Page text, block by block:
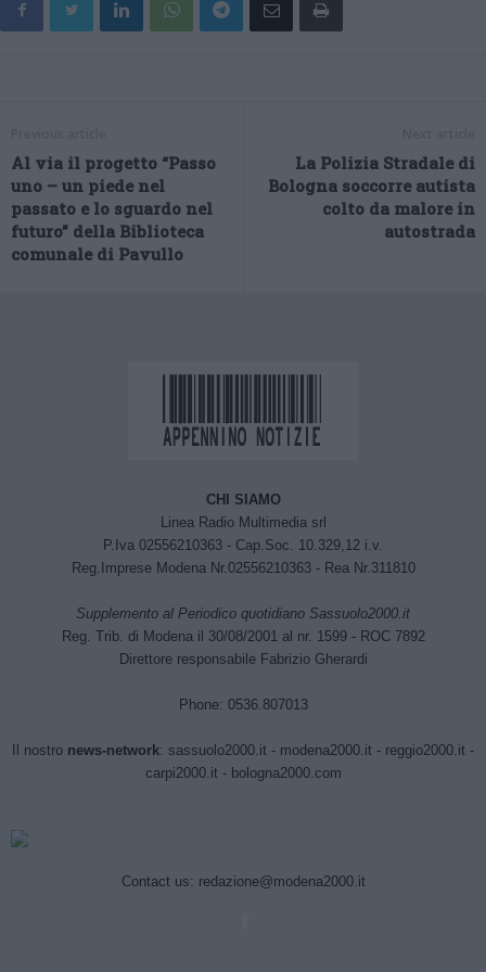
Al via il progetto “Passo
uno – un piede nel
passato e lo sguardo nel
futuro” della Biblioteca
comunale di Pavullo
La Polizia Stradale di
Bologna soccorre autista
colto da malore in
autostrada
CHI SIAMO
Linea Radio Multimedia srl
P.Iva 02556210363 - Cap.Soc. 10.329,12 i.v.
Reg.Imprese Modena Nr.02556210363 - Rea Nr.311810
Supplemento al Periodico quotidiano Sassuolo2000.it
Reg. Trib. di Modena il 30/08/2001 al nr. 1599 - ROC 7892
Direttore responsabile Fabrizio Gherardi
Phone: 0536.807013
Il nostro news-network: sassuolo2000.it - modena2000.it - reggio2000.it -
carpi2000.it- bologna2000.com
Contact us: redazione@modena2000.it